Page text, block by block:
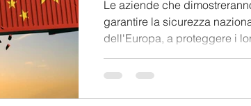
Le aziende che
garantire la sicurezza
dell'Europa, a proteggere i